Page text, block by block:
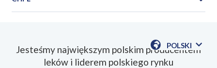
POLSKI
POKAŻ
Jesteśmy największym polskim producentem
leków i liderem polskiego rynku